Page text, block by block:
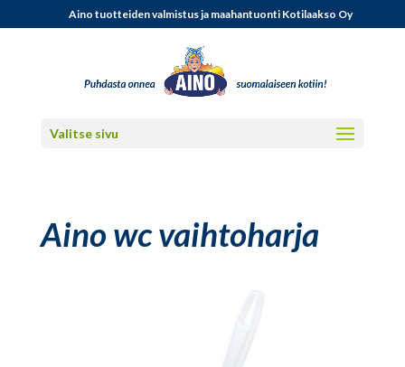
Aino tuotteiden valmistus ja maahantuonti Kotilaakso Oy
Valitse sivu
Aino wc vaihtoharja